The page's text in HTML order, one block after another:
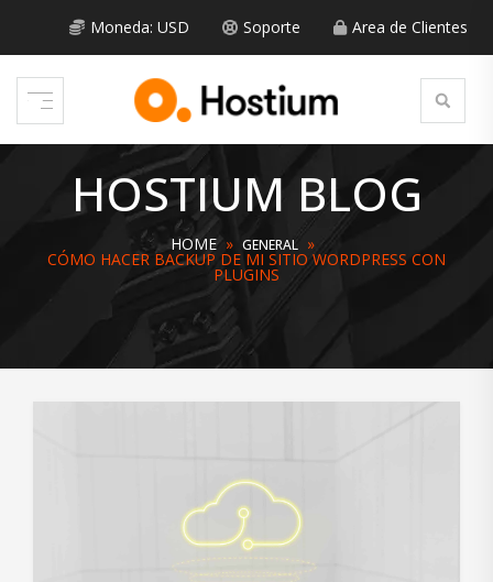
Moneda: USD Soporte Area de Clientes
HOSTIUM BLOG
HOME» GENERAL»
CÓMO HACER BACKUP DE MI SITIO WORDPRESS CON
PLUGINS